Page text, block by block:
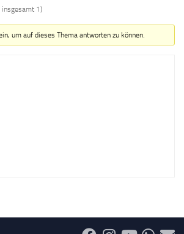
insgesamt 1)
um auf dieses Thema antworten zu können.